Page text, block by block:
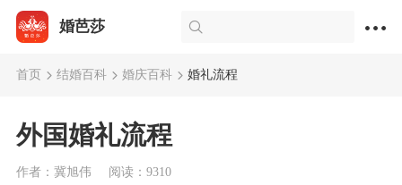
婚芭莎
首页 结婚百科 婚庆百科 婚礼流程
外国婚礼流程
作者：冀旭伟 阅读：9310